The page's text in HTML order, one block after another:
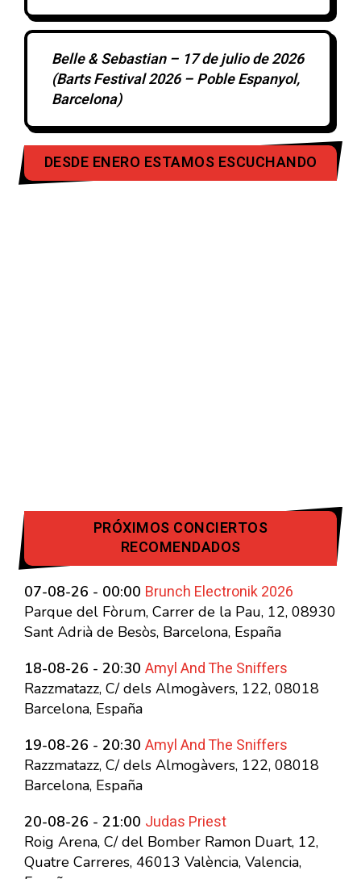
Belle & Sebastian – 17 de julio de 2026
(Barts Festival 2026 – Poble Espanyol,
Barcelona)
DESDE ENERO ESTAMOS ESCUCHANDO
PRÓXIMOS CONCIERTOS
RECOMENDADOS
07-08-26 - 00:00 Brunch Electronik 2026
Parque del Fòrum, Carrer de la Pau, 12, 08930
Sant Adrià de Besòs, Barcelona, España
18-08-26 - 20:30 Amyl And The Sniffers
Razzmatazz, C/ dels Almogàvers, 122, 08018
Barcelona, España
19-08-26 - 20:30 Amyl And The Sniffers
Razzmatazz, C/ dels Almogàvers, 122, 08018
Barcelona, España
20-08-26 - 21:00 Judas Priest
Roig Arena, C/ del Bomber Ramon Duart, 12,
Quatre Carreres, 46013 València, Valencia,